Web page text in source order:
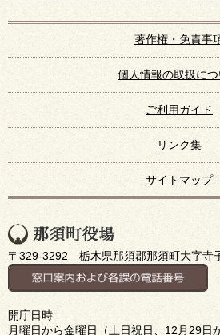
著作権・免責事
個人情報の取扱に
ご利用ガイド
リンク集
サイトマップ
〒329-3292 栃木県那須郡那須町大字寺
開庁日時
月曜日から金曜日（土日祝日、12月29日